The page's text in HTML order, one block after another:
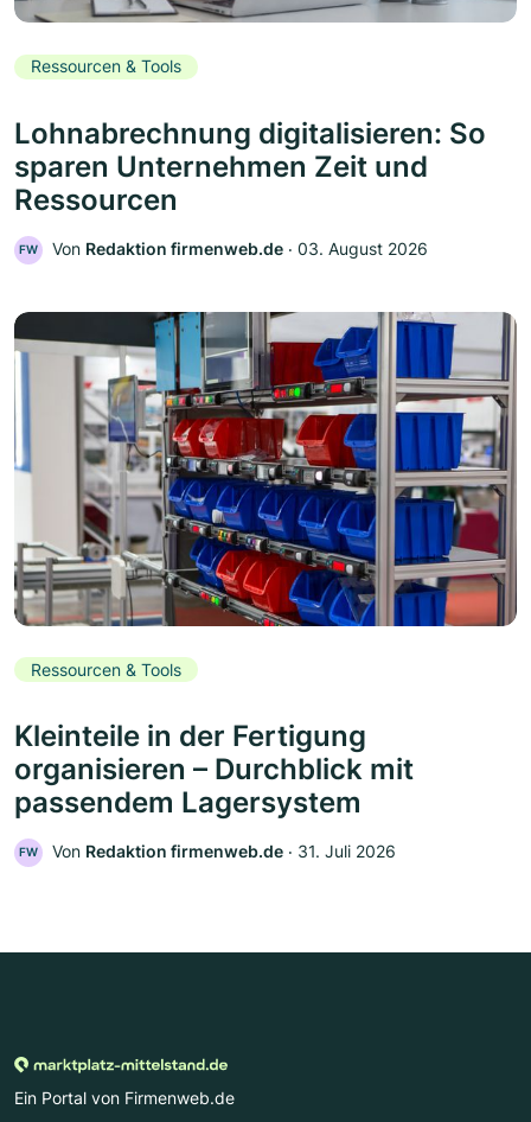
Ressourcen & Tools
Lohnabrechnung digitalisieren: So
sparen Unternehmen Zeit und
Ressourcen
FW Von Redaktion firmenweb.de ‧ 03. August 2026
Ressourcen & Tools
Kleinteile in der Fertigung
organisieren – Durchblick mit
passendem Lagersystem
FW Von Redaktion firmenweb.de ‧ 31. Juli 2026
Ein Portal von Firmenweb.de